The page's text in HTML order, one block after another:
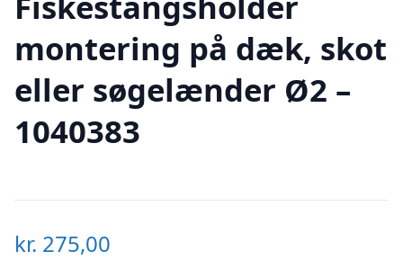
montering på dæk, skot
eller søgelænder Ø2 –
1040383
kr. 275,00